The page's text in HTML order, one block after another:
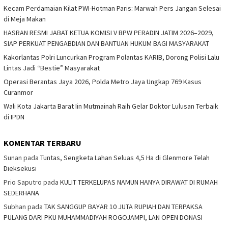
Kecam Perdamaian Kilat PWI-Hotman Paris: Marwah Pers Jangan Selesai
di Meja Makan
HASRAN RESMI JABAT KETUA KOMISI V BPW PERADIN JATIM 2026–2029,
SIAP PERKUAT PENGABDIAN DAN BANTUAN HUKUM BAGI MASYARAKAT
Kakorlantas Polri Luncurkan Program Polantas KARIB, Dorong Polisi Lalu
Lintas Jadi “Bestie” Masyarakat
Operasi Berantas Jaya 2026, Polda Metro Jaya Ungkap 769 Kasus
Curanmor
Wali Kota Jakarta Barat Iin Mutmainah Raih Gelar Doktor Lulusan Terbaik
di IPDN
KOMENTAR TERBARU
Sunan pada Tuntas, Sengketa Lahan Seluas 4,5 Ha di Glenmore Telah
Dieksekusi
Prio Saputro pada KULIT TERKELUPAS NAMUN HANYA DIRAWAT DI RUMAH
SEDERHANA
Subhan pada TAK SANGGUP BAYAR 10 JUTA RUPIAH DAN TERPAKSA
PULANG DARI PKU MUHAMMADIYAH ROGOJAMPI, LAN OPEN DONASI